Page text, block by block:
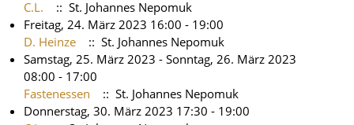
C.L.
:: St. Johannes Nepomuk
Freitag, 24. März 2023 16:00 - 19:00
D. Heinze
:: St. Johannes Nepomuk
Samstag, 25. März 2023 - Sonntag, 26. März 2023
08:00 - 17:00
Fastenessen
:: St. Johannes Nepomuk
Donnerstag, 30. März 2023 17:30 - 19:00